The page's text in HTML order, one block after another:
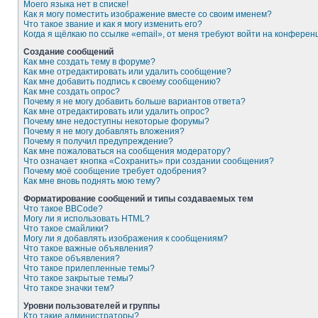
Моего языка нет в списке!
Как я могу поместить изображение вместе со своим именем?
Что такое звание и как я могу изменить его?
Когда я щёлкаю по ссылке «email», от меня требуют войти на
Создание сообщений
Как мне создать тему в форуме?
Как мне отредактировать или удалить сообщение?
Как мне добавить подпись к своему сообщению?
Как мне создать опрос?
Почему я не могу добавить больше вариантов ответа?
Как мне отредактировать или удалить опрос?
Почему мне недоступны некоторые форумы?
Почему я не могу добавлять вложения?
Почему я получил предупреждение?
Как мне пожаловаться на сообщения модератору?
Что означает кнопка «Сохранить» при создании сообщения?
Почему моё сообщение требует одобрения?
Как мне вновь поднять мою тему?
Форматирование сообщений и типы создаваемых тем
Что такое BBCode?
Могу ли я использовать HTML?
Что такое смайлики?
Могу ли я добавлять изображения к сообщениям?
Что такое важные объявления?
Что такое объявления?
Что такое прилепленные темы?
Что такое закрытые темы?
Что такое значки тем?
Уровни пользователей и группы
Кто такие администраторы?